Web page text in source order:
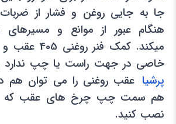
جا به جایی روغن و فشار از
هنگام عبور از موانع و مسیرهای
میکند. کمک
خاصی در جهت راست یا چپ ندارد
پرشیا عقب روغنی را می توان
هم سمت چپ چرخ های عقب که
نصب کنید.